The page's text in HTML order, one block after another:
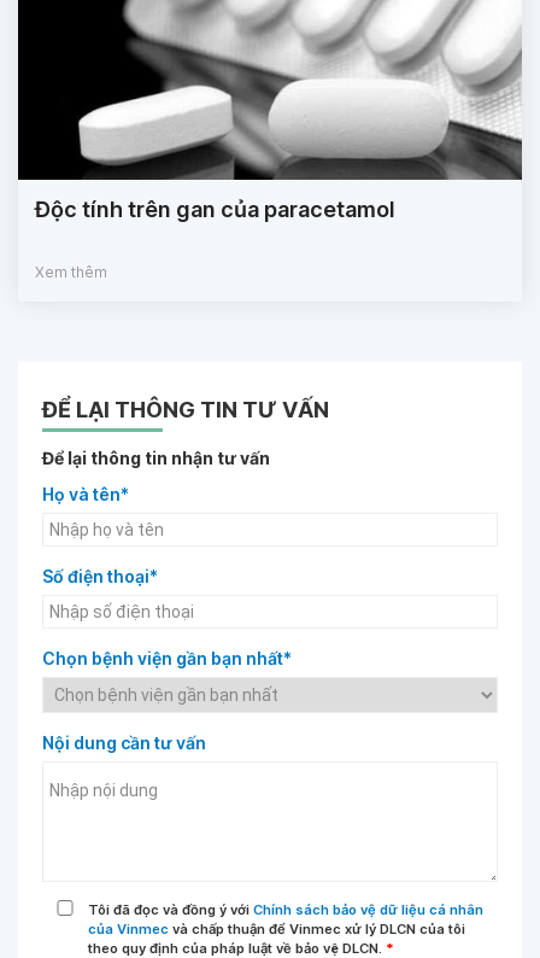
Độc tính trên gan của paracetamol
Xem thêm
ĐỂ LẠI THÔNG TIN TƯ VẤN
Để lại thông tin nhận tư vấn
Họ và tên*
Số điện thoại*
Chọn bệnh viện gần bạn nhất*
Nội dung cần tư vấn
Tôi đã đọc và đồng ý với Chính sách bảo vệ dữ liệu cá nhân
của Vinmec và chấp thuận để Vinmec xử lý DLCN của tôi
theo quy định của pháp luật về bảo vệ DLCN. *